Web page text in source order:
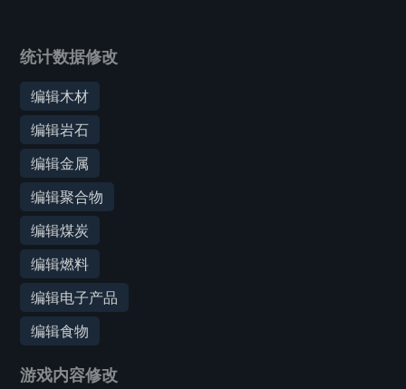
统计数据修改
编辑木材
编辑岩石
编辑金属
编辑聚合物
编辑煤炭
编辑燃料
编辑电子产品
编辑食物
游戏内容修改